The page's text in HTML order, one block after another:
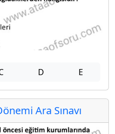
D E
Ara Sınavı